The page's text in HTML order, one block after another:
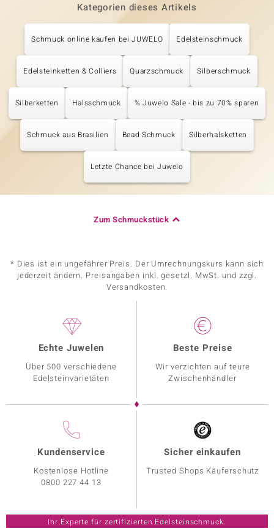
Kategorien dieses Artikels
Schmuck online kaufen bei JUWELO Edelsteinschmuck
Edelsteinketten & Colliers Quarzschmuck Silberschmuck
Silberketten Halsschmuck % Juwelo Sale - bis zu 70% sparen
Schmuck aus Brasilien Bead Schmuck Silberhalsketten
Letzte Chance bei Juwelo
Zum Schmuckstück
* Dies ist ein ungefährer Preis. Der Umrechnungskurs kann sich
jederzeit ändern. Preisangaben inkl. gesetzl. MwSt. und zzgl.
Versandkosten.
Echte Juwelen
Über 500 verschiedene
Edelsteinvarietäten
Beste Preise
Wir verzichten auf teure
Zwischenhändler
Kundenservice
Kostenlose Hotline
0800 227 44 13
Sicher einkaufen
Trusted Shops Käuferschutz
Ihr Experte für zertifizierten Edelsteinschmuck.